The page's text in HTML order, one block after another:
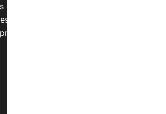
chiffres — les vrais, pas ceux qu’on sort
tendances du secteur, des débats
des ressources pédagogiques